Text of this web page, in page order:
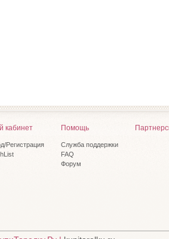
кабинет
Регистрация
Помощь
Служба поддержки
FAQ
Форум